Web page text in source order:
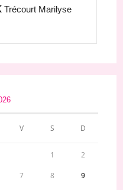
Trécourt Marilyse
V S D
1 2
7 8 9